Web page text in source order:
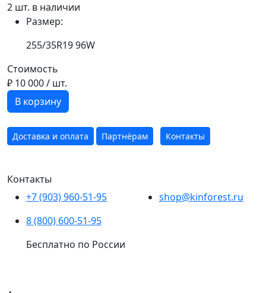
2 шт. в наличии
Размер:
255/35R19 96W
Стоимость
₽ 10 000/ шт.
В корзину
Доставка и оплата Партнёрам Контакты
Контакты
+7 (903) 960-51-95
8 (800) 600-51-95
Бесплатно по России
shop@kinforest.ru